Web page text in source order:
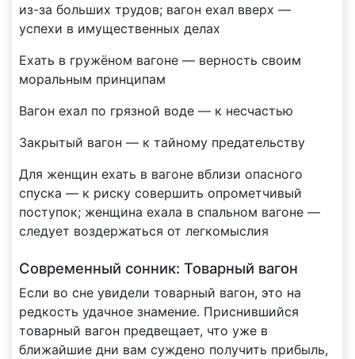
из-за больших трудов; вагон ехал вверх —
успехи в имущественных делах
Ехать в гружёном вагоне — верность своим
моральным принципам
Вагон ехал по грязной воде — к несчастью
Закрытый вагон — к тайному предательству
Для женщин ехать в вагоне вблизи опасного
спуска — к риску совершить опрометчивый
поступок; женщина ехала в спальном вагоне —
следует воздержаться от легкомыслия
Современный сонник: Товарный вагон
Если во сне увидели товарный вагон, это на
редкость удачное знамение. Приснившийся
товарный вагон предвещает, что уже в
ближайшие дни вам суждено получить прибыль,